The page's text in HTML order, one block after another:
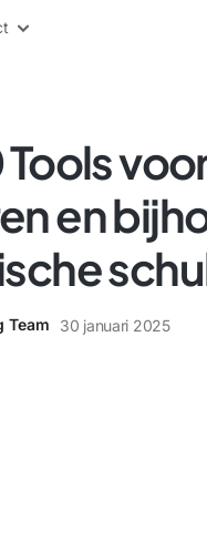
Tools
en
Team 30 januari 2025